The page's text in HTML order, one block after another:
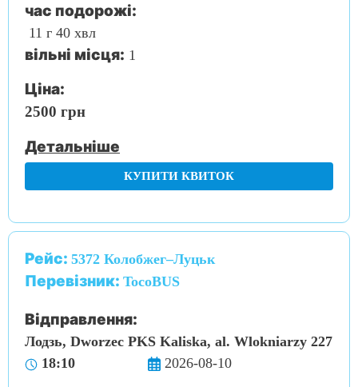
час подорожі:
11 г 40 хвл
вільні місця: 1
Ціна:
2500 грн
Детальніше
КУПИТИ КВИТОК
Рейс: 5372 Колобжег–Луцьк
Перевізник: TocoBUS
Відправлення:
Лодзь, Dworzec PKS Kaliska, al. Wlokniarzy 227
18:10
2026-08-10